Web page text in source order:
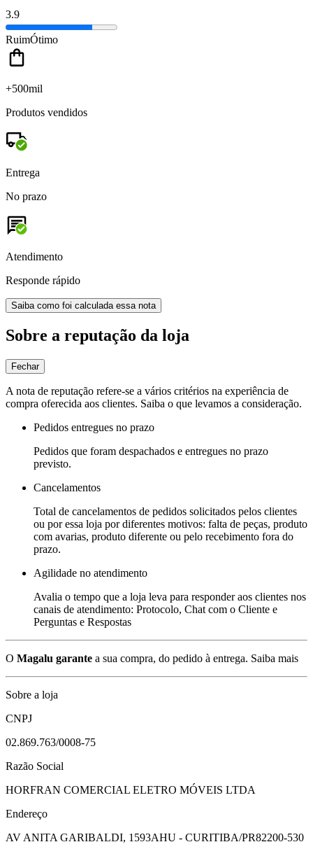
3.9
RuimÓtimo
+500mil
Produtos vendidos
Entrega
No prazo
Atendimento
Responde rápido
Saiba como foi calculada essa nota
Sobre a reputação da loja
Fechar
A nota de reputação refere-se a vários critérios na experiência de
compra oferecida aos clientes. Saiba o que levamos a consideração.
Pedidos entregues no prazo
Pedidos que foram despachados e entregues no prazo
previsto.
Cancelamentos
Total de cancelamentos de pedidos solicitados pelos clientes
ou por essa loja por diferentes motivos: falta de peças, produto
com avarias, produto diferente ou pelo recebimento fora do
prazo.
Agilidade no atendimento
Avalia o tempo que a loja leva para responder aos clientes nos
canais de atendimento: Protocolo, Chat com o Cliente e
Perguntas e Respostas
O Magalu garante a sua compra, do pedido à entrega. Saiba mais
Sobre a loja
CNPJ
02.869.763/0008-75
Razão Social
HORFRAN COMERCIAL ELETRO MÓVEIS LTDA
Endereço
AV ANITA GARIBALDI, 1593AHU - CURITIBA/PR82200-530